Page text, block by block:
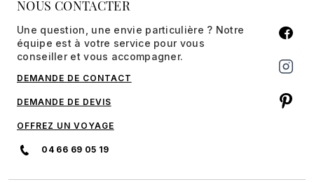
NOUS CONTACTER
Une question, une envie particulière ? Notre
équipe est à votre service pour vous
conseiller et vous accompagner.
DEMANDE DE CONTACT
DEMANDE DE DEVIS
OFFREZ UN VOYAGE
04 66 69 05 19